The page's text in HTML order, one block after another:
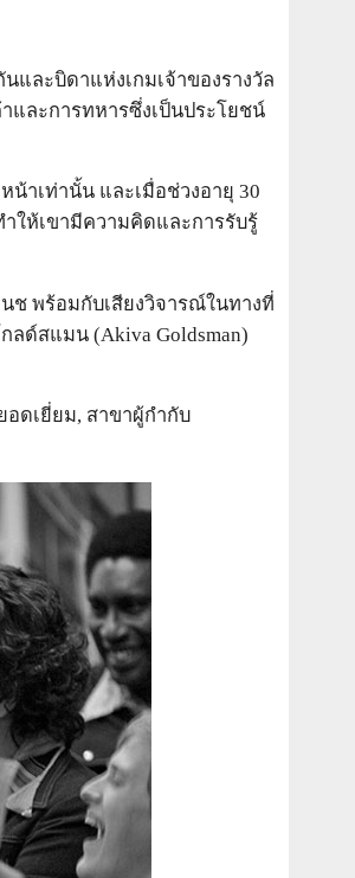
และบิดาแห่งเกมเจ้าของรางวัล
และการทหารซึ่งเป็นประโยชน์
าเท่านั้น และเมื่อช่วงอายุ 30
ให้เขามีความคิดและการรับรู้
ช พร้อมกับเสียงวิจารณ์ในทางที่
ลด์สแมน (Akiva Goldsman)
ดเยี่ยม, สาขาผู้กำกับ